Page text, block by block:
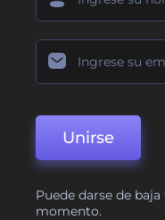
Unirse
Puede darse de
momento.